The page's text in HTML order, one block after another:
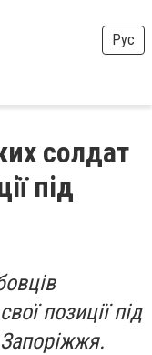
Рус
солдат
під
позиції під